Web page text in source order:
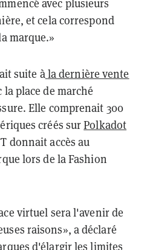
avec plusieurs
et cela correspond
marque.»
suite àla dernière vente
la place de marché
Elle comprenait 300
créés surPolkadot
donnait accès au
lors de la Fashion
virtuel sera l'avenir de
raisons», a déclaré
d'élargir les limites